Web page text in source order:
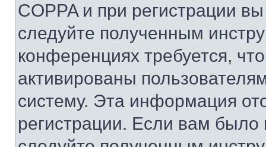
COPPA и при регистрации
следуйте полученным
конференциях требуется,
активированы
систему. Эта информация
регистрации. Если вам